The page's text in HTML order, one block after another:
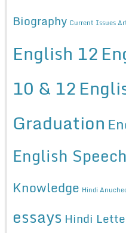
Biography Current Issues
English 12
10 & 12
Graduation
English Speech
Knowledge Hindi
essays Hindi